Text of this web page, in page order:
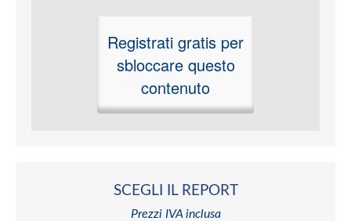
Registrati gratis per
sbloccare questo
contenuto
SCEGLI IL REPORT
Prezzi IVA inclusa